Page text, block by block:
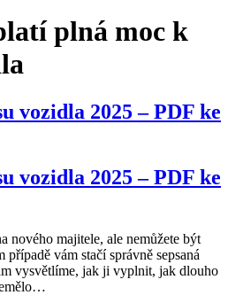
plná moc k
vozidla 2025 – PDF ke
vozidla 2025 – PDF ke
nového majitele, ale nemůžete být
vám stačí správně sepsaná
vysvětlíme, jak ji vyplnit, jak dlouho
…